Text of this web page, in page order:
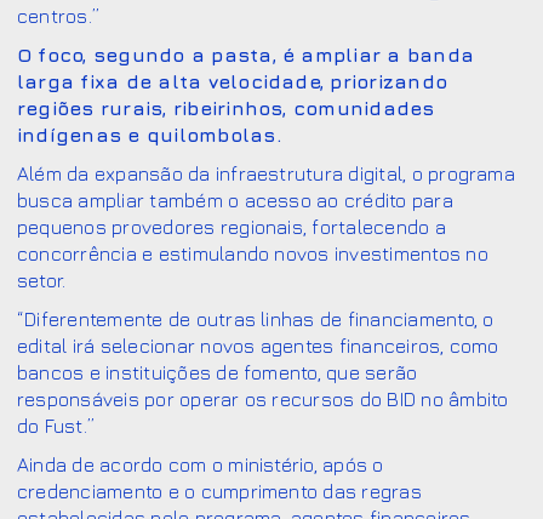
centros.”
O foco, segundo a pasta, é ampliar a banda
larga fixa de alta velocidade, priorizando
regiões rurais, ribeirinhos, comunidades
indígenas e quilombolas.
Além da expansão da infraestrutura digital, o programa
busca ampliar também o acesso ao crédito para
pequenos provedores regionais, fortalecendo a
concorrência e estimulando novos investimentos no
setor.
“Diferentemente de outras linhas de financiamento, o
edital irá selecionar novos agentes financeiros, como
bancos e instituições de fomento, que serão
responsáveis por operar os recursos do BID no âmbito
do Fust.”
Ainda de acordo com o ministério, após o
credenciamento e o cumprimento das regras